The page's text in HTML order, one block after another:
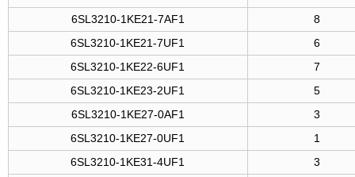
6SL3210-1KE21-7AF1
8
6SL3210-1KE21-7UF1
6
6SL3210-1KE22-6UF1
7
6SL3210-1KE23-2UF1
5
6SL3210-1KE27-0AF1
3
6SL3210-1KE27-0UF1
1
6SL3210-1KE31-4UF1
3